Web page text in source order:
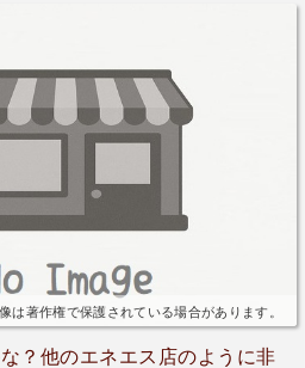
は著作権で保護されている場合があります。
？他のエネエス店のように非